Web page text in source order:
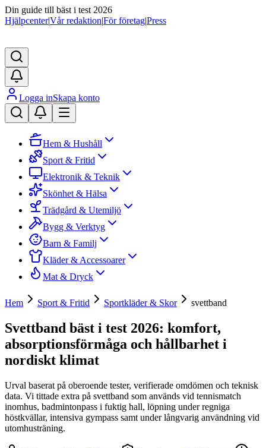
Din guide till bäst i test 2026
Hjälpcenter|Vår redaktion|För företag|Press
Logga inSkapa konto
Hem & Hushåll
Sport & Fritid
Elektronik & Teknik
Skönhet & Hälsa
Trädgård & Utemiljö
Bygg & Verktyg
Barn & Familj
Kläder & Accessoarer
Mat & Dryck
Hem Sport & Fritid Sportkläder & Skor svettband
Svettband bäst i test 2026: komfort,
absorptionsförmåga och hållbarhet i
nordiskt klimat
Urval baserat på oberoende tester, verifierade omdömen och teknisk
data. Vi tittade extra på svettband som används vid tennismatch
inomhus, badmintonpass i fuktig hall, löpning under regniga
höstkvällar, intensiva gympass samt under långvarig användning vid
utomhusträning.